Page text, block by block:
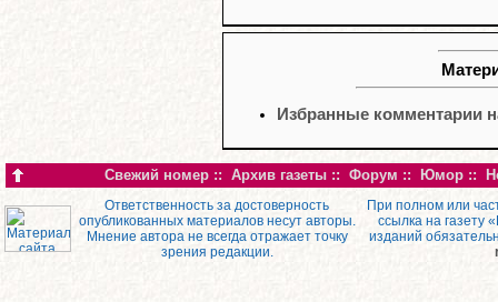
Избранные комментарии
Свежий номер :: Архив газеты :: Форум :: Юмор ::
Ответственность за достоверность
опубликованных материалов несут авторы.
Мнение автора не всегда отражает точку
зрения редакции.
При полном или
ссылка на газету
изданий